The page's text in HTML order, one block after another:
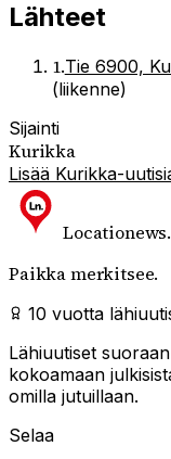
Lähteet
1.Tie 6900,
(liikenne)
Sijainti
Kurikka
Lisää Kurikka-
Locationews.
Paikka merkitsee.
10 vuotta
Lähiuutiset
kokoamaan
omilla jutuillaan.
Selaa